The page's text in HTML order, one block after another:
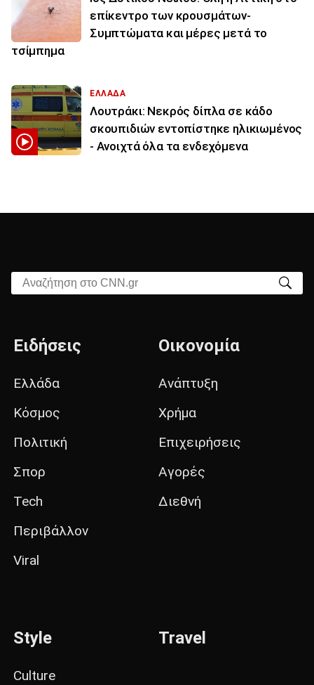
επίκεντρο των κρουσμάτων-
Συμπτώματα και μέρες μετά το
τσίμπημα
ΕΛΛΑΔΑ
Λουτράκι: Νεκρός δίπλα σε κάδο
σκουπιδιών εντοπίστηκε ηλικιωμένος
- Ανοιχτά όλα τα ενδεχόμενα
Αναζήτηση στο CNN.gr
Ειδήσεις
Ελλάδα
Κόσμος
Πολιτική
Σπορ
Tech
Περιβάλλον
Viral
Οικονομία
Ανάπτυξη
Χρήμα
Επιχειρήσεις
Αγορές
Διεθνή
Style
Culture
Travel